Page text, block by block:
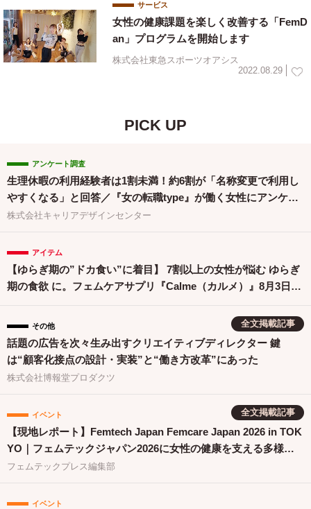
サービス
女性の健康課題を楽しく改善する「FemD
an」プログラムを開始します
株式会社東急スポーツオアシス
2022.08.29
PICK UP
アンケート調査
生理休暇の利用経験者は1割未満！約6割が「名称変更で利用し
やすくなる」と回答／『女の転職type』が働く女性にアンケー
ト【第134回】
株式会社キャリアデザインセンター
アイテム
【ゆらぎ期の”ドカ食い”に着目】 7割以上の女性が悩む ゆらぎ
期の食欲 に。フェムケアサプリ『Calme（カルメ）』8月3日新
全文掲載記事
その他
話題の広告を次々生み出すクリエイティブディレクター 鍵
は“顧客化接点の設計・実装”と“働き方改革”にあった
株式会社博報堂プロダクツ
全文掲載記事
イベント
【現地レポート】Femtech Japan Femcare Japan 2026 in TOK
YO｜フェムテックジャパン2026に女性の健康を支える多様な
取り組みが集結
フェムテックプレス編集部
イベント